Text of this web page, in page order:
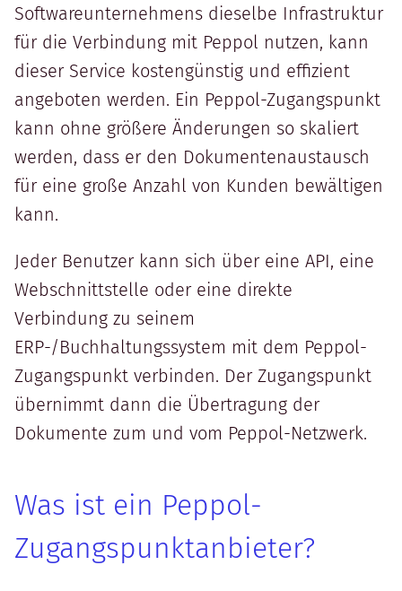
Softwareunternehmens dieselbe Infrastruktur
für die Verbindung mit Peppol nutzen, kann
dieser Service kostengünstig und effizient
angeboten werden. Ein Peppol-Zugangspunkt
kann ohne größere Änderungen so skaliert
werden, dass er den Dokumentenaustausch
für eine große Anzahl von Kunden bewältigen
kann.
Jeder Benutzer kann sich über eine API, eine
Webschnittstelle oder eine direkte
Verbindung zu seinem
ERP-/Buchhaltungssystem mit dem Peppol-
Zugangspunkt verbinden. Der Zugangspunkt
übernimmt dann die Übertragung der
Dokumente zum und vom Peppol-Netzwerk.
Was ist ein Peppol-
Zugangspunktanbieter?